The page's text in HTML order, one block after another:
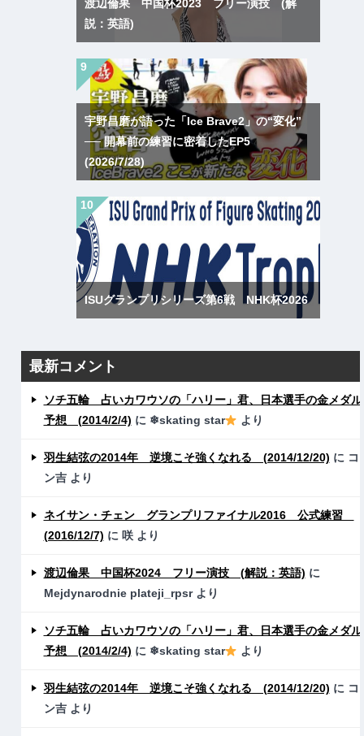
渡辺倫果 中国杯2023 フリー演技 (解
説：英語)
宇野昌磨が語った「Ice Brave2」の“変化”
── 開幕前の練習に密着したEP5
(2026/7/28)
ISUグランプリシリーズ第6戦 NHK杯2026
最新コメント
ソチ五輪 占いカワウソの「ハリー」君、日本選手の金メダル
予想 (2014/2/4) に ❄skating star より
羽生結弦の2014年 逆境こそ強くなれる (2014/12/20) に コ
ン吉より
ネイサン・チェン グランプリファイナル2016 公式練習
(2016/12/7) に 咲より
渡辺倫果 中国杯2024 フリー演技 (解説：英語) に
Mejdynarodnie plateji_rpsrより
ソチ五輪 占いカワウソの「ハリー」君、日本選手の金メダル
予想 (2014/2/4) に ❄skating star より
羽生結弦の2014年 逆境こそ強くなれる (2014/12/20) に コ
ン吉より